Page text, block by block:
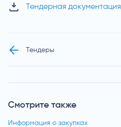
Смотрите также
Информация о закупках
Тендерная документация
Тендеры